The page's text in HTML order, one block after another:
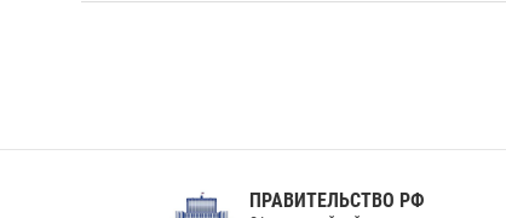
ПРАВИТЕЛЬСТВО РФ